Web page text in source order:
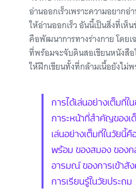
อ่านออกเร็วเพราะความอยากอ่
ให้อ่านออกเร็ว อันนี้เป็นสิ่งที่เห็
คือพัฒนาการทางร่างกาย โดยเ
ที่พร้อมจะจับดินสอเขียนหนังสื
ให้ฝึกเขียนทั้งที่กล้ามเนื้อยังไม่
การได้เล่นอย่างเต็มที่ใ
ภาระหน้าที่สำคัญของเ
เล่นอย่างเต็มที่ในวัยนี้
พร้อม ของสมอง ของก
อารมณ์ ของการเข้าสัง
การเรียนรู้ในวัยประถม